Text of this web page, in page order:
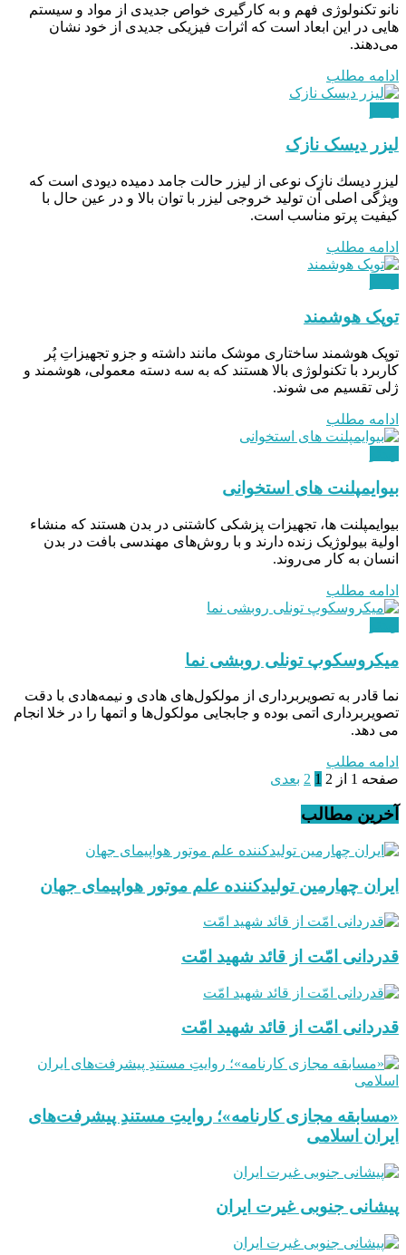
نانو تکنولوژی فهم و به کارگیری خواص جدیدی از مواد و سیستم
هایی در این ابعاد است که اثرات فیزیکی جدیدی از خود نشان
می‌دهند.
ادامه مطلب
لیزر دیسک نازک
ليزر ديسك نازک نوعی از ليزر حالت جامد دمیده دیودی است كه
ويژگی اصلی آن توليد خروجی ليزر با توان بالا و در عين حال با
کیفیت پرتو مناسب است.
ادامه مطلب
توپک هوشمند
توپک هوشمند ساختاری موشک مانند داشته و جزو تجهیزاتِ‌ پُر
کاربرد با تکنولوژی بالا هستند که به سه دسته معمولی، هوشمند و
ژلی تقسیم می شوند.
ادامه مطلب
بیوایمپلنت های استخوانی
بیوایمپلنت ‌ها، تجهیزات پزشکی کاشتنی در بدن هستند که منشاء
اولیة بیولوژیک زنده دارند و با روش‌های مهندسی بافت در بدن
انسان به کار می‌روند.
ادامه مطلب
میکروسکوپ تونلی روبشی نما
نما قادر به تصویربرداری از مولکول‌های هادی و نیمه‌هادی با دقت
تصویربرداری اتمی بوده و جابجایی مولکول‌ها و اتمها را در خلا انجام
می دهد.
ادامه مطلب
صفحه 1 از 2
1
2 بعدی
آخرین مطالب
ایران چهارمین تولیدکننده علم موتور هواپیمای جهان
قدردانی امّت از قائد شهید امّت
قدردانی امّت از قائد شهید امّت
«مسابقه مجازی کارنامه»؛ روایتِ مستندِ پیشرفت‌های
ایران اسلامی
پیشانی جنوبی غیرت ایران